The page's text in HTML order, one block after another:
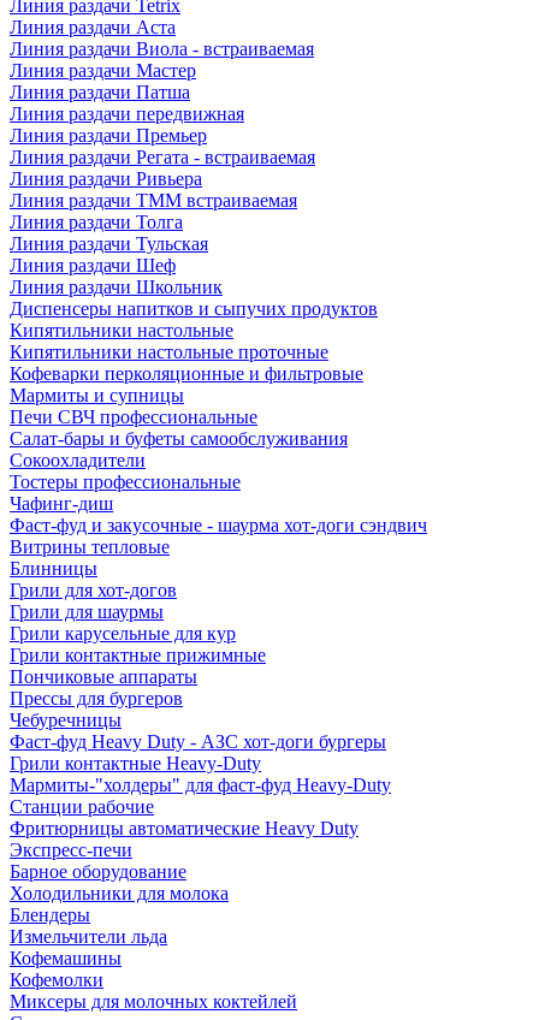
Линия раздачи Tetrix
Линия раздачи Аста
Линия раздачи Виола - встраиваемая
Линия раздачи Мастер
Линия раздачи Патша
Линия раздачи передвижная
Линия раздачи Премьер
Линия раздачи Регата - встраиваемая
Линия раздачи Ривьера
Линия раздачи ТММ встраиваемая
Линия раздачи Толга
Линия раздачи Тульская
Линия раздачи Шеф
Линия раздачи Школьник
Диспенсеры напитков и сыпучих продуктов
Кипятильники настольные
Кипятильники настольные проточные
Кофеварки перколяционные и фильтровые
Мармиты и супницы
Печи СВЧ профессиональные
Салат-бары и буфеты самообслуживания
Сокоохладители
Тостеры профессиональные
Чафинг-диш
Фаст-фуд и закусочные - шаурма хот-доги сэндвич
Витрины тепловые
Блинницы
Грили для хот-догов
Грили для шаурмы
Грили карусельные для кур
Грили контактные прижимные
Пончиковые аппараты
Прессы для бургеров
Чебуречницы
Фаст-фуд Heavy Duty - АЗС хот-доги бургеры
Грили контактные Heavy-Duty
Мармиты-"холдеры" для фаст-фуд Heavy-Duty
Станции рабочие
Фритюрницы автоматические Heavy Duty
Экспресс-печи
Барное оборудование
Холодильники для молока
Блендеры
Измельчители льда
Кофемашины
Кофемолки
Миксеры для молочных коктейлей